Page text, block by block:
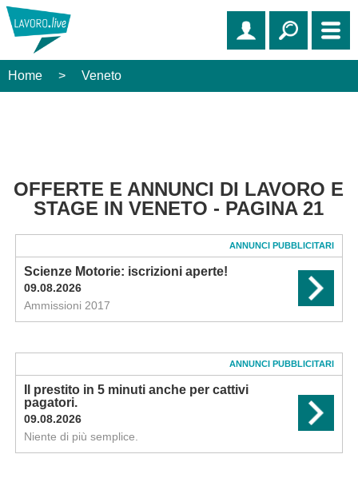
Home > Veneto
OFFERTE E ANNUNCI DI LAVORO E
STAGE IN VENETO - PAGINA 21
ANNUNCI PUBBLICITARI
Scienze Motorie: iscrizioni aperte!
09.08.2026
Ammissioni 2017
ANNUNCI PUBBLICITARI
Il prestito in 5 minuti anche per cattivi
pagatori.
09.08.2026
Niente di più semplice.